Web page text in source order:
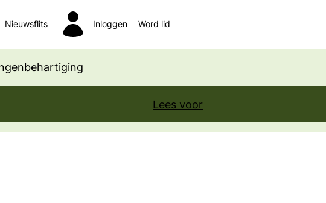
Nieuwsflits Inloggen Word lid
Lees voor